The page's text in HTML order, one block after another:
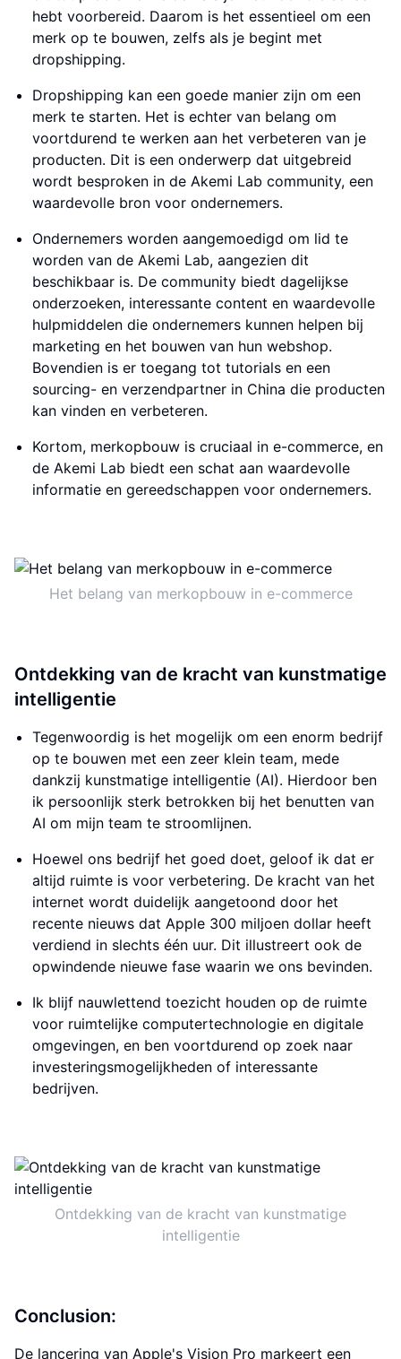
hebt voorbereid. Daarom is het essentieel om een
merk op te bouwen, zelfs als je begint met
dropshipping.
Dropshipping kan een goede manier zijn om een
merk te starten. Het is echter van belang om
voortdurend te werken aan het verbeteren van je
producten. Dit is een onderwerp dat uitgebreid
wordt besproken in de Akemi Lab community, een
waardevolle bron voor ondernemers.
Ondernemers worden aangemoedigd om lid te
worden van de Akemi Lab, aangezien dit
beschikbaar is. De community biedt dagelijkse
onderzoeken, interessante content en waardevolle
hulpmiddelen die ondernemers kunnen helpen bij
marketing en het bouwen van hun webshop.
Bovendien is er toegang tot tutorials en een
sourcing- en verzendpartner in China die producten
kan vinden en verbeteren.
Kortom, merkopbouw is cruciaal in e-commerce, en
de Akemi Lab biedt een schat aan waardevolle
informatie en gereedschappen voor ondernemers.
Het belang van merkopbouw in e-commerce
Ontdekking van de kracht van kunstmatige
intelligentie
Tegenwoordig is het mogelijk om een enorm bedrijf
op te bouwen met een zeer klein team, mede
dankzij kunstmatige intelligentie (AI). Hierdoor ben
ik persoonlijk sterk betrokken bij het benutten van
AI om mijn team te stroomlijnen.
Hoewel ons bedrijf het goed doet, geloof ik dat er
altijd ruimte is voor verbetering. De kracht van het
internet wordt duidelijk aangetoond door het
recente nieuws dat Apple 300 miljoen dollar heeft
verdiend in slechts één uur. Dit illustreert ook de
opwindende nieuwe fase waarin we ons bevinden.
Ik blijf nauwlettend toezicht houden op de ruimte
voor ruimtelijke computertechnologie en digitale
omgevingen, en ben voortdurend op zoek naar
investeringsmogelijkheden of interessante
bedrijven.
Ontdekking van de kracht van kunstmatige
intelligentie
Conclusion:
De lancering van Apple's Vision Pro markeert een